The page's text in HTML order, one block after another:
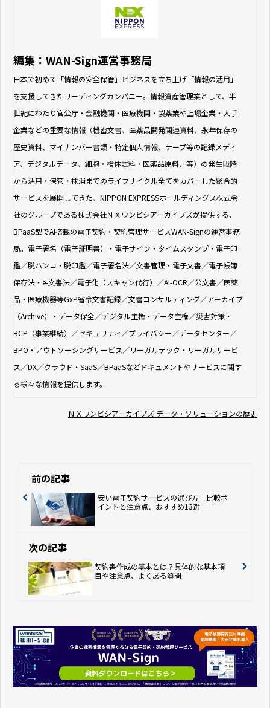
編集：WAN-Sign運営事務局
日本で初めて「情報の安全保管」ビジネスを立ち上げ「情報の活用」
を支援してきたリーディングカンパニー。情報資産管理業として、半
世紀にわたり官公庁・金融機関・医療機関・製薬業や上場企業・大手
企業などの重要な情報（機密文書、医薬品開発関連資料、永年保存の
歴史資料、マイナンバー書類・特定個人情報、テープ等の記録メディ
ア、デジタルデータ、細胞・検体試料・医薬品原料、等）の発生段階
から活用・保管・抹消までのライフサイクル全てをカバーした総合的
サービスを展開してきた、NIPPON EXPRESSホールディングス株式会
社のグループである株式会社ＮＸワンビシアーカイブズが提供する、
BPaaS型でAI搭載の電子契約・契約管理サービスWAN-Signの運営事務
局。電子署名（電子証明書）・電子サイン・タイムスタンプ・電子印
鑑／脱ハンコ・脱印鑑／電子署名法／文書管理・電子文書／電子帳簿
保存法・e-文書法／電子化（スキャン代行）／AI-OCR／公文書／医薬
品・医療機器等GxP省令文書記録／文書コンサルティング／アーカイブ
（Archive）・データ保全／デジタル主権・データ主権／災害対策・
BCP（事業継続）／セキュリティ／プライバシー／データセンター／
BPO・アウトソーシングサービス／リーガルテック・リーガルサービ
ス／DX／クラウド・SaaS／BPaaSなどドキュメントやサービスに関す
る様々な情報を提供します。
ＮＸワンビシアーカイブズ データ・ソリューションの歴史
前の記事
安い電子契約サービスの選び方｜比較ポ
イントと注意点、おすすめ13選
次の記事
契約書作成の基本とは？具体的な基本項
目や注意点、よくある質問